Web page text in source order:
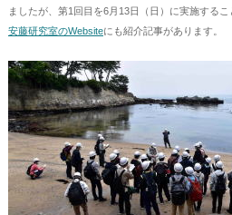
ましたが、第1回目を6月13日（日）に実施するこ
安藤研究室のWebsiteにも紹介記事があります。